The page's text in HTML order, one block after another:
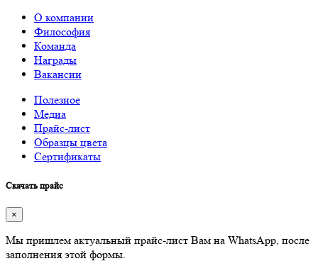
О компании
Философия
Команда
Награды
Вакансии
Полезное
Медиа
Прайс-лист
Образцы цвета
Сертификаты
Скачать прайс
×
Мы пришлем актуальный прайс-лист Вам на WhatsApp, после
заполнения этой формы.